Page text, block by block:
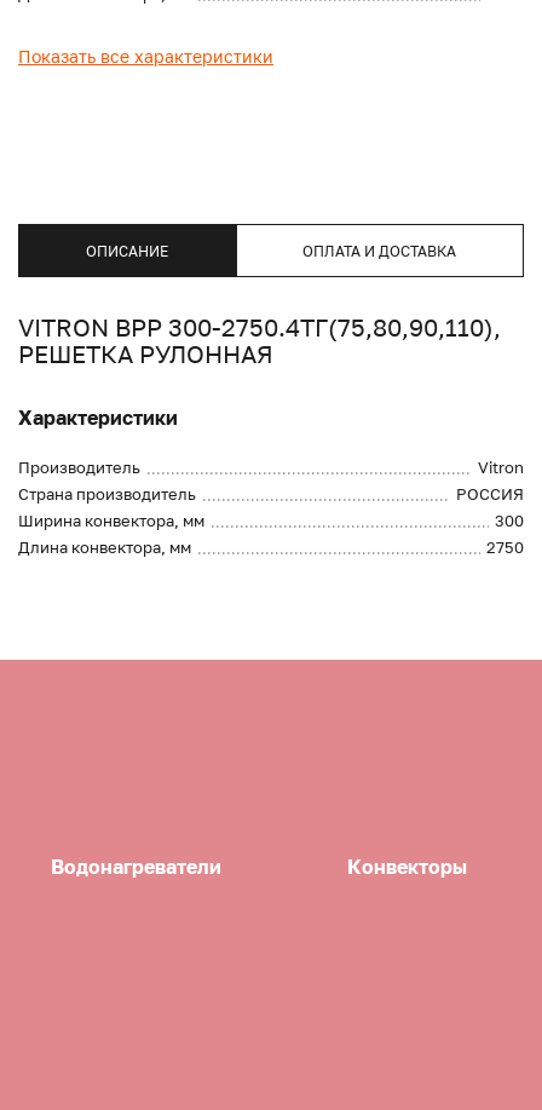
Показать все характеристики
ОПИСАНИЕ ОПЛАТА И ДОСТАВКА
VITRON ВРР 300-2750.4ТГ(75,80,90,110),
РЕШЕТКА РУЛОННАЯ
Характеристики
Производитель
Vitron
Страна производитель
РОССИЯ
Ширина конвектора, мм
300
Длина конвектора, мм
2750
Водонагреватели Конвекторы